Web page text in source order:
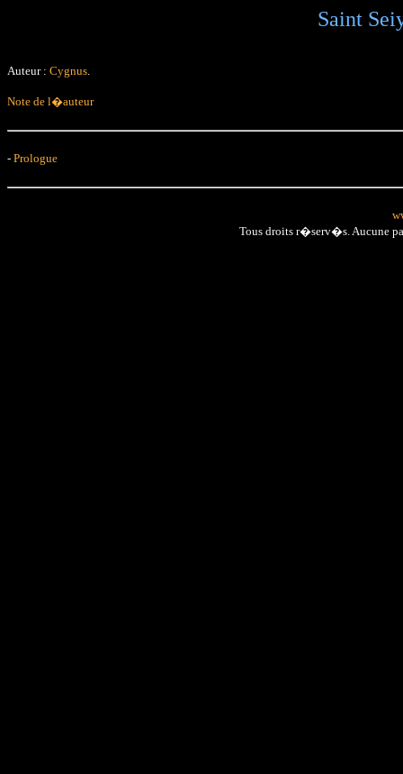
Saint
Auteur : Cygnus.
Note de l�auteur
- Prologue
Tous droits r�serv�s. Aucune